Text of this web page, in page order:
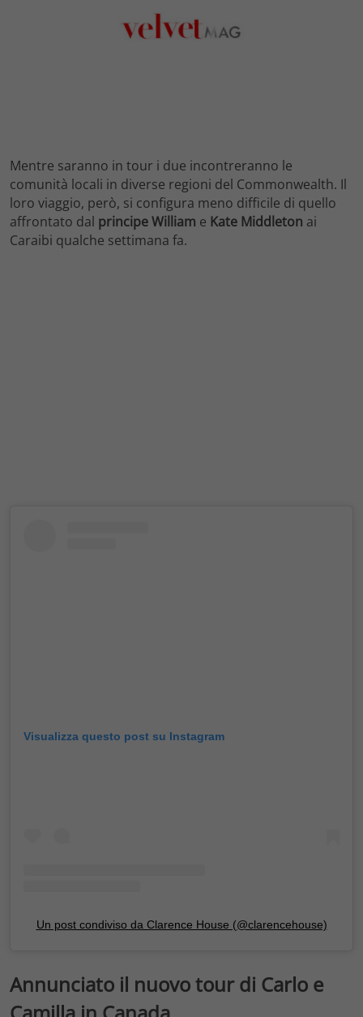
Mentre saranno in tour i due incontreranno le
comunità locali in diverse regioni del Commonwealth. Il
loro viaggio, però, si configura meno difficile di quello
affrontato dal principe William e Kate Middleton ai
Caraibi qualche settimana fa.
Visualizza questo post su Instagram
Un post condiviso da Clarence House (@clarencehouse)
Annunciato il nuovo tour di Carlo e